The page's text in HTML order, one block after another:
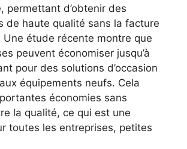
permettant d’obtenir des
de haute qualité sans la facture
étude récente montre que
peuvent économiser jusqu’à
pour des solutions d’occasion
équipements neufs. Cela
économies sans
la qualité, ce qui est une
toutes les entreprises, petites